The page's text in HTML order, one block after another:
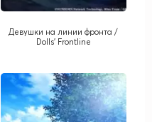
Девушки на линии фронта /
Dolls' Frontline